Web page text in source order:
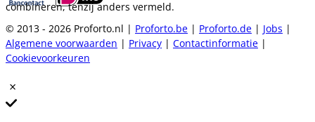
combineren, tenzij anders vermeld.
© 2013 - 2026 Proforto.nl | Proforto.be | Proforto.de | Jobs |
Algemene voorwaarden | Privacy | Contactinformatie |
Cookievoorkeuren